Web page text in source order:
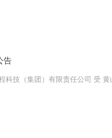
告
技（集团）有限责任公司 受 黄